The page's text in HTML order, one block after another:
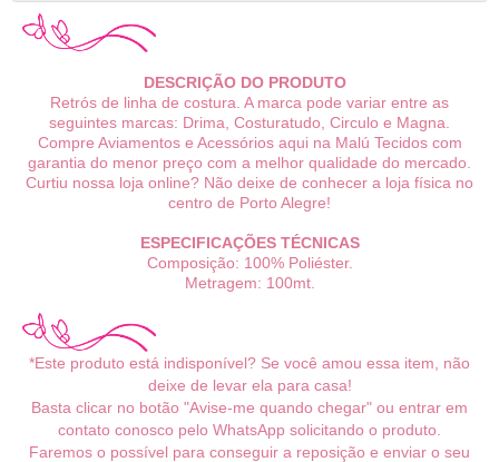
DESCRIÇÃO DO PRODUTO
Retrós de linha de costura. A marca pode variar entre as
seguintes marcas: Drima, Costuratudo, Circulo e Magna.
Compre Aviamentos e Acessórios aqui na Malú Tecidos com
garantia do menor preço com a melhor qualidade do mercado.
Curtiu nossa loja online? Não deixe de conhecer a loja física no
centro de Porto Alegre!
ESPECIFICAÇÕES TÉCNICAS
Composição: 100% Poliéster.
Metragem: 100mt.
*Este produto está indisponível? Se você amou essa item, não
deixe de levar ela para casa!
Basta clicar no botão "Avise-me quando chegar" ou entrar em
contato conosco pelo WhatsApp solicitando o produto.
Faremos o possível para conseguir a reposição e enviar o seu